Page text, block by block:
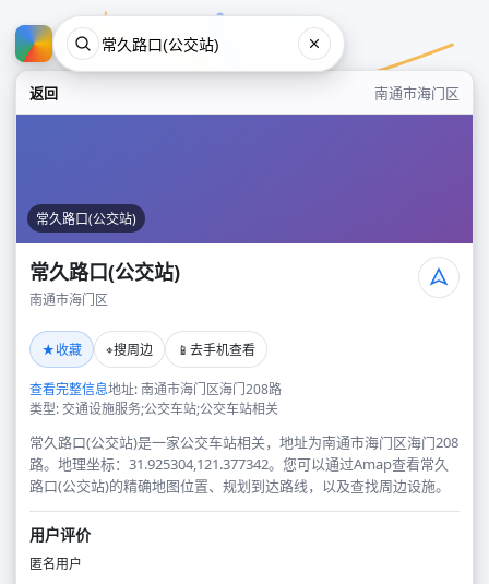
返回 南通市海门区
常久路口(公交站)
常久路口(公交站)
南通市海门区
★收藏 ⌖搜周边 📱 去手机查看
查看完整信息地址: 南通市海门区海门208路
类型: 交通设施服务;公交车站;公交车站相关
常久路口(公交站)是一家公交车站相关，地址为南通市海门区海门208
路。地理坐标：31.925304,121.377342。您可以通过Amap查看常久
路口(公交站)的精确地图位置、规划到达路线，以及查找周边设施。
用户评价
匿名用户